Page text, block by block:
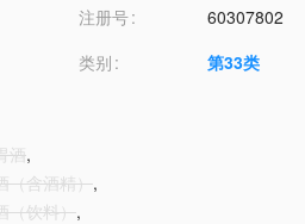
注册号 60307802
类别 第33类
酒,
（含酒精）,
（饮料）,